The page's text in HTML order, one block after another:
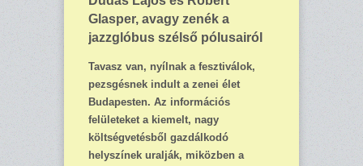
Glasper, avagy zenék a
jazzglóbus szélső pólusairól
Tavasz van, nyílnak a fesztiválok,
pezsgésnek indult a zenei élet
Budapesten. Az információs
felületeket a kiemelt, nagy
költségvetésből gazdálkodó
helyszínek uralják, miközben a